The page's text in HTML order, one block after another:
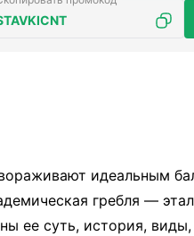
идеальным
гребля —
ее суть, история,